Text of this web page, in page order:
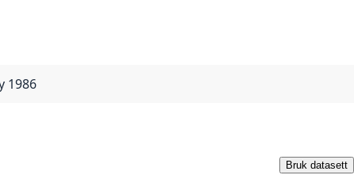
1986
Bruk datasett